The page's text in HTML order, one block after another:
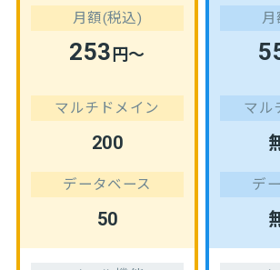
月額(税込)
253 円～
マルチドメイン
200
データベース
50
月
マル
デ